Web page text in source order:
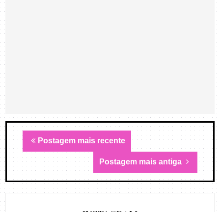
Postagem mais recente
Postagem mais antiga